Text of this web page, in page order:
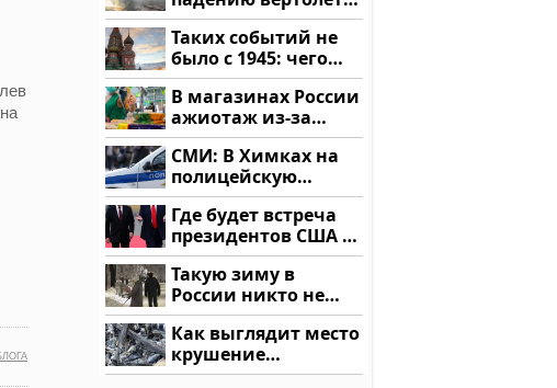
на Кавказе: читать
здесь
Таких событий не
было с 1945: чего
ждать всем нам?
В магазинах России
ажиотаж из-за
этого продукта: что
купить?
СМИ: В Химках на
полицейскую
машину напали и
подожгли.
Где будет встреча
президентов США и
России: Европа?
Такую зиму в
России никто не
ждал: как так?!
Как выглядит место
крушение
вертолета на